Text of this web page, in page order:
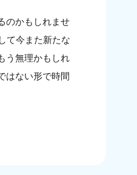
のかもしれませ
て今また新たな
う無理かもしれ
はない形で時間